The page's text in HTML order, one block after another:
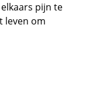
pijn te
leven om